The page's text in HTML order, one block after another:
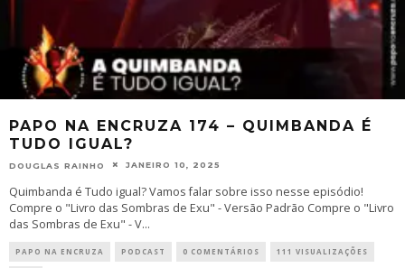
PAPO NA ENCRUZA 174 – QUIMBANDA É
TUDO IGUAL?
DOUGLAS RAINHO JANEIRO 10, 2025
Quimbanda é Tudo igual? Vamos falar sobre isso nesse episódio!
Compre o "Livro das Sombras de Exu" - Versão Padrão Compre o "Livro
das Sombras de Exu" - V...
PAPO NA ENCRUZA PODCAST 0 COMENTÁRIOS 111 VISUALIZAÇÕES